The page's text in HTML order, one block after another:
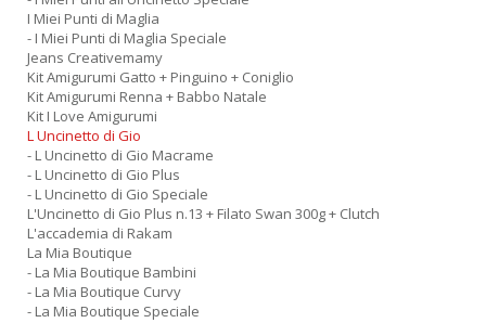
I Miei Punti di Maglia
- I Miei Punti di Maglia Speciale
Jeans Creativemamy
Kit Amigurumi Gatto + Pinguino + Coniglio
Kit Amigurumi Renna + Babbo Natale
Kit I Love Amigurumi
L Uncinetto di Gio
- L Uncinetto di Gio Macrame
- L Uncinetto di Gio Plus
- L Uncinetto di Gio Speciale
L'Uncinetto di Gio Plus n.13 + Filato Swan 300g + Clutch
L'accademia di Rakam
La Mia Boutique
- La Mia Boutique Bambini
- La Mia Boutique Curvy
- La Mia Boutique Speciale